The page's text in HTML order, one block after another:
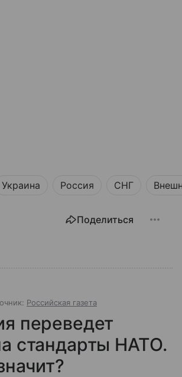
Украина Россия СНГ
Поделиться
Российская газета
переведет
стандарты НАТО.